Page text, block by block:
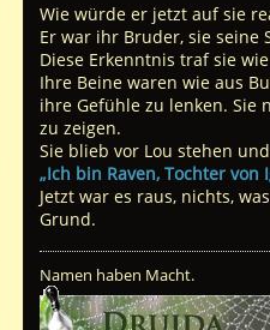
Wie würde er jetzt auf sie
Er war ihr Bruder, sie seine
Diese Erkenntnis traf sie
Ihre Beine waren wie aus
ihre Gefühle zu lenken. Sie
zu zeigen.
Sie blieb vor Lou stehen
„Ich bin Raven, Tochter
Jetzt war es raus, nichts,
Grund.
Namen haben Macht.